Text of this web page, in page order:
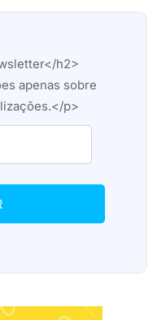
h2>
apenas sobre
p>